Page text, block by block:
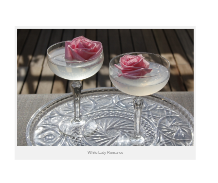
White Lady Romance